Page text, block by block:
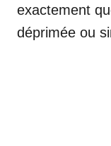
exactement
déprimée ou